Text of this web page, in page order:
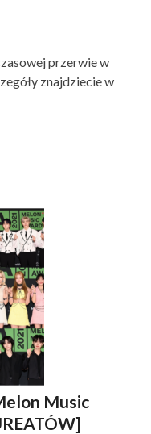
przerwie w
znajdziecie w
Music